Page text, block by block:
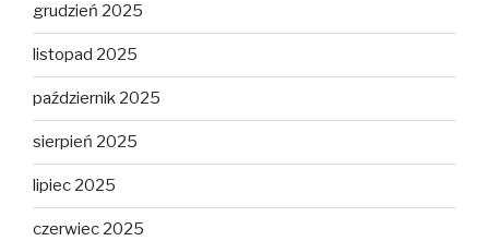
grudzień 2025
listopad 2025
październik 2025
sierpień 2025
lipiec 2025
czerwiec 2025